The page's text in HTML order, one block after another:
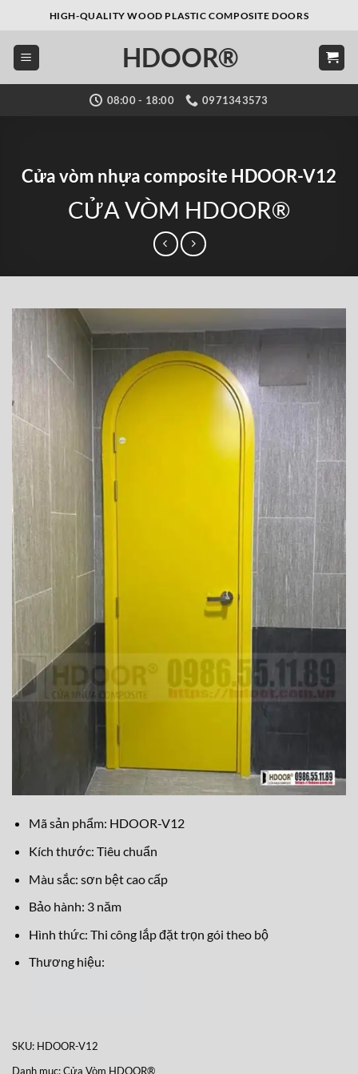
nội
dung
HIGH-QUALITY WOOD PLASTIC COMPOSITE DOORS
HDOOR®
08:00 - 18:00 0971343573
Cửa vòm nhựa composite HDOOR-V12
CỬA VÒM HDOOR®
Mã sản phẩm: HDOOR-V12
Kích thước: Tiêu chuẩn
Màu sắc: sơn bệt cao cấp
Bảo hành: 3 năm
Hình thức: Thi công lắp đặt trọn gói theo bộ
Thương hiệu:
Danh mục:Cửa Vòm HDOOR®
Thẻ:Cửa vòm